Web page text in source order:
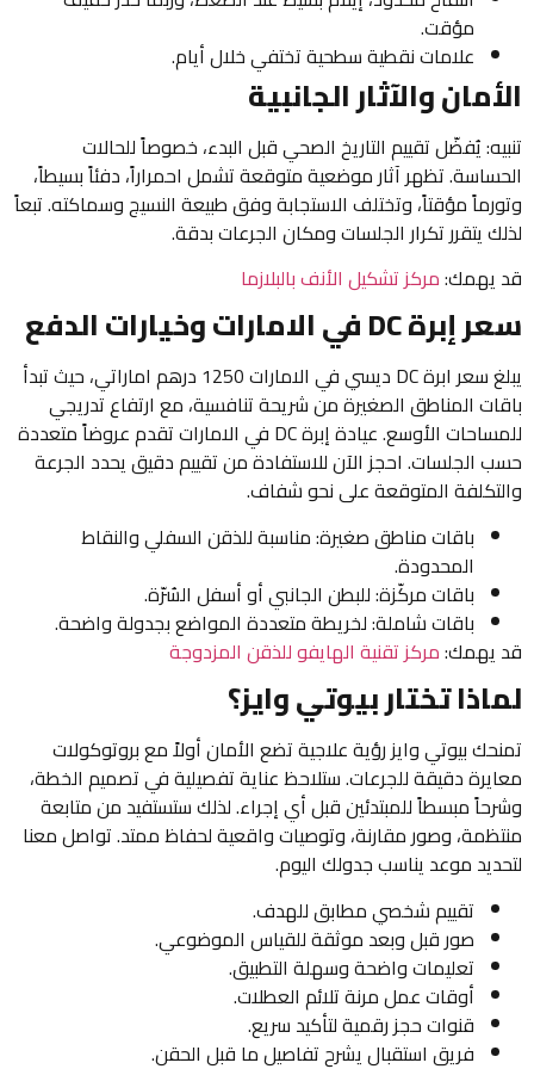
مؤقت.
علامات نقطية سطحية تختفي خلال أيام.
الأمان والآثار الجانبية
تنبيه: يُفضّل تقييم التاريخ الصحي قبل البدء، خصوصاً للحالات
الحساسة. تظهر آثار موضعية متوقعة تشمل احمراراً، دفئاً بسيطاً،
وتورماً مؤقتاً، وتختلف الاستجابة وفق طبيعة النسيج وسماكته. تبعاً
لذلك يتقرر تكرار الجلسات ومكان الجرعات بدقة.
قد يهمك:مركز تشكيل الأنف بالبلازما
سعر إبرة DC في الامارات وخيارات الدفع
يبلغ سعر ابرة DC ديسي في الامارات 1250 درهم اماراتي، حيث تبدأ
باقات المناطق الصغيرة من شريحة تنافسية، مع ارتفاع تدريجي
للمساحات الأوسع. عيادة إبرة DC في الامارات تقدم عروضاً متعددة
حسب الجلسات. احجز الآن للاستفادة من تقييم دقيق يحدد الجرعة
والتكلفة المتوقعة على نحو شفاف.
باقات مناطق صغيرة: مناسبة للذقن السفلي والنقاط
المحدودة.
باقات مركّزة: للبطن الجانبي أو أسفل السُرّة.
باقات شاملة: لخريطة متعددة المواضع بجدولة واضحة.
قد يهمك:مركز تقنية الهايفو للذقن المزدوجة
لماذا تختار بيوتي وايز؟
تمنحك بيوتي وايز رؤية علاجية تضع الأمان أولاً مع بروتوكولات
معايرة دقيقة للجرعات. ستلاحظ عناية تفصيلية في تصميم الخطة،
وشرحاً مبسطاً للمبتدئين قبل أي إجراء. لذلك ستستفيد من متابعة
منتظمة، وصور مقارنة، وتوصيات واقعية لحفاظ ممتد. تواصل معنا
لتحديد موعد يناسب جدولك اليوم.
تقييم شخصي مطابق للهدف.
صور قبل وبعد موثقة للقياس الموضوعي.
تعليمات واضحة وسهلة التطبيق.
أوقات عمل مرنة تلائم العطلات.
قنوات حجز رقمية لتأكيد سريع.
فريق استقبال يشرح تفاصيل ما قبل الحقن.